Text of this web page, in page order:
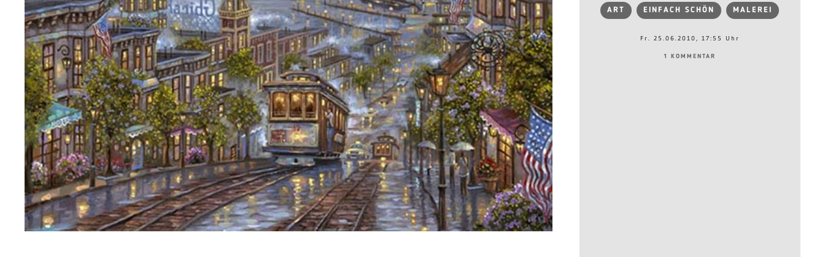
ART EINFACH SCHÖN MALEREI
Fr. 25.06.2010, 17:55 Uhr
1 KOMMENTAR